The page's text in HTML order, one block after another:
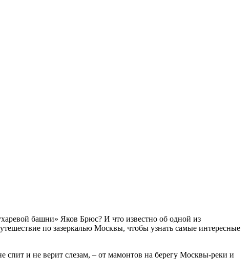
башни» Яков Брюс? И что известно об одной из
по зазеркалью Москвы, чтобы узнать самые интересные
спит и не верит слезам, – от мамонтов на берегу Москвы-реки и